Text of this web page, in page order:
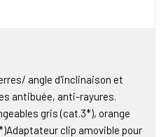
angle d'inclinaison et
antibuée, anti-rayures.
gris (cat.3*), orange
clip amovible pour